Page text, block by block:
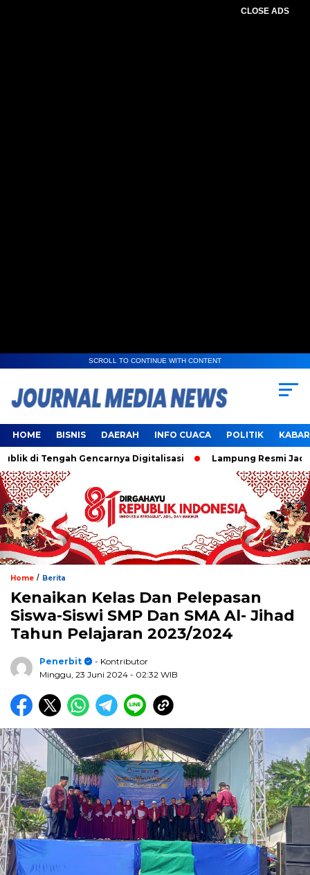
CLOSE ADS
SCROLL TO CONTINUE WITH CONTENT
HOME BISNIS DAERAH INFO CUACA POLITIK
Gencarnya Digitalisasi Lampung Resmi Jadi Tuan
Home / Berita
Kenaikan Kelas Dan Pelepasan
Siswa-Siswi SMP Dan SMA Al- Jihad
Tahun Pelajaran 2023/2024
Penerbit
- Kontributor
Minggu, 23 Juni 2024 - 02:32 WIB